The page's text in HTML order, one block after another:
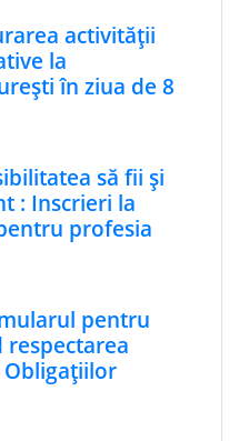
activității
la
în ziua de 8
să fii și
: Inscrieri la
profesia
pentru